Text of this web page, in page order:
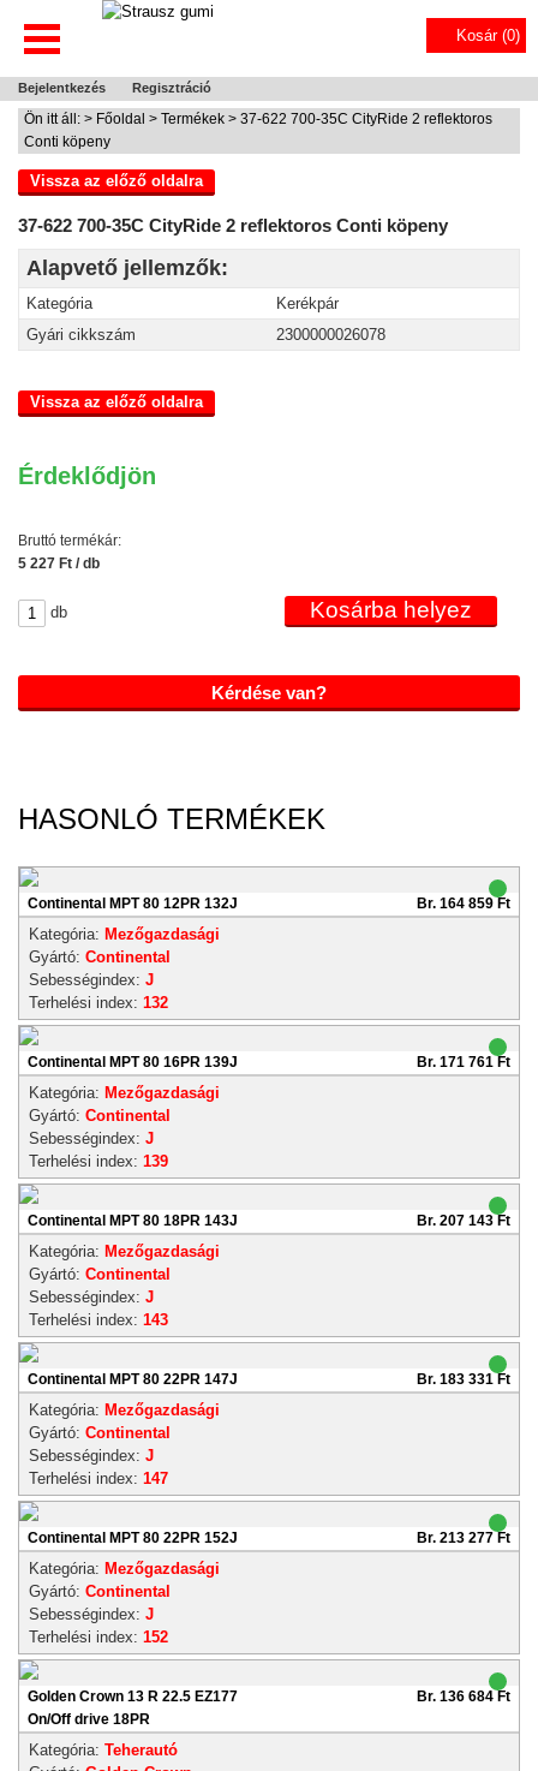
Kosár (0)
Bejelentkezés Regisztráció
Ön itt áll: > Főoldal > Termékek > 37-622 700-35C CityRide 2 reflektoros
Conti köpeny
Vissza az előző oldalra
37-622 700-35C CityRide 2 reflektoros Conti köpeny
Alapvető jellemzők:
Kategória
Kerékpár
Gyári cikkszám
2300000026078
Vissza az előző oldalra
Érdeklődjön
Bruttó termékár:
5 227 Ft / db
db
Kérdése van?
HASONLÓ TERMÉKEK
Continental MPT 80 12PR 132J Br. 164 859 Ft
Kategória: Mezőgazdasági
Gyártó: Continental
Sebességindex: J
Terhelési index: 132
Continental MPT 80 16PR 139J Br. 171 761 Ft
Kategória: Mezőgazdasági
Gyártó: Continental
Sebességindex: J
Terhelési index: 139
Continental MPT 80 18PR 143J Br. 207 143 Ft
Kategória: Mezőgazdasági
Gyártó: Continental
Sebességindex: J
Terhelési index: 143
Continental MPT 80 22PR 147J Br. 183 331 Ft
Kategória: Mezőgazdasági
Gyártó: Continental
Sebességindex: J
Terhelési index: 147
Continental MPT 80 22PR 152J Br. 213 277 Ft
Kategória: Mezőgazdasági
Gyártó: Continental
Sebességindex: J
Terhelési index: 152
Golden Crown 13 R 22.5 EZ177
On/Off drive 18PR
Br. 136 684 Ft
Kategória: Teherautó